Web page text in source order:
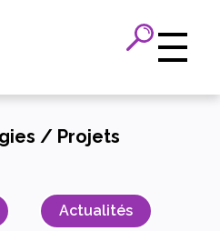
/ Projets
Actualités